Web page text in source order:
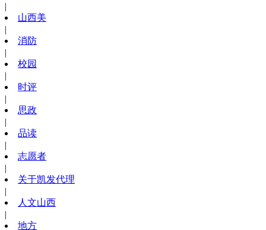
|
山西美
|
消防
|
校园
|
时评
|
思政
|
品读
|
志愿者
|
关于凯发代理
|
人文山西
|
地方